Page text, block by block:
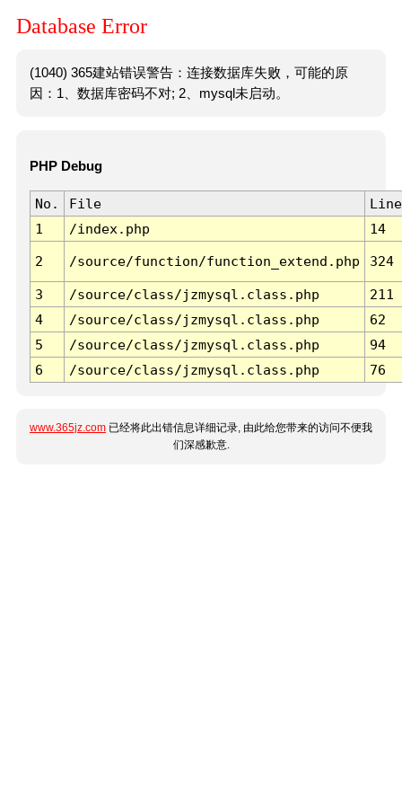
Database Error
(1040) 365建站错误警告：连接数据库失败，可能的原
因：1、数据库密码不对; 2、mysql未启动。
PHP Debug
No. File
Line
1
/index.php 14
2 /source/function/function_extend.php 324
3 /source/class/jzmysql.class.php
211
4
/source/class/jzmysql.class.php
62
5
/source/class/jzmysql.class.php
94
6
/source/class/jzmysql.class.php 76
www.365jz.com 已经将此出错信息详细记录, 由此给您带来的访问不便我
们深感歉意.